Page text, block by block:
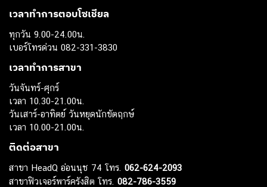
เวลาทำการตอบโซเชียล
ทุกวัน 9.00-24.00น.
เบอร์โทรด่วน 082-331-3830
เวลาทำการสาขา
วันจันทร์-ศุกร์
เวลา 10.30-21.00น.
วันเสาร์-อาทิตย์ วันหยุดนักขัตฤกษ์
เวลา 10.00-21.00น.
ติดต่อสาขา
สาขา HeadQ อ่อนนุช 74 โทร. 062-624-2093
สาขาฟิวเจอร์พาร์ครังสิต โทร. 082-786-3559